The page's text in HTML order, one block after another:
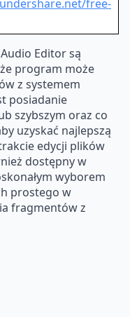
free-
Editor są
program może
z systemem
posiadanie
szybszym oraz co
uzyskać najlepszą
edycji plików
dostępny w
wyborem
prostego w
fragmentów z